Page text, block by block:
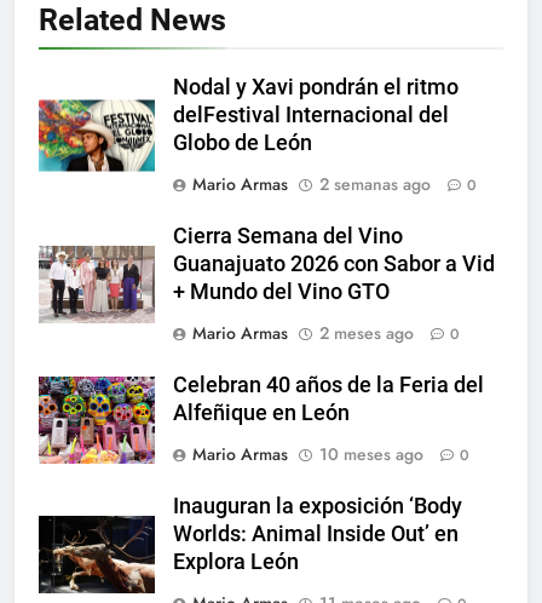
Related News
Nodal y Xavi pondrán el ritmo
delFestival Internacional del
Globo de León
Mario Armas
2 semanas ago 0
Cierra Semana del Vino
Guanajuato 2026 con Sabor a Vid
+ Mundo del Vino GTO
Mario Armas
2 meses ago 0
Celebran 40 años de la Feria del
Alfeñique en León
Mario Armas
10 meses ago 0
Inauguran la exposición ‘Body
Worlds: Animal Inside Out’ en
Explora León